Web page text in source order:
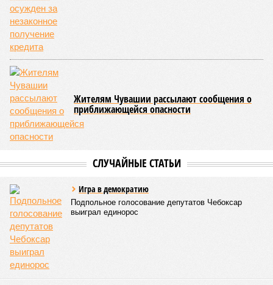
Жителям Чувашии рассылают сообщения о
приближающейся опасности
СЛУЧАЙНЫЕ СТАТЬИ
Игра в демократию
Подпольное голосование депутатов Чебоксар
выиграл единорос